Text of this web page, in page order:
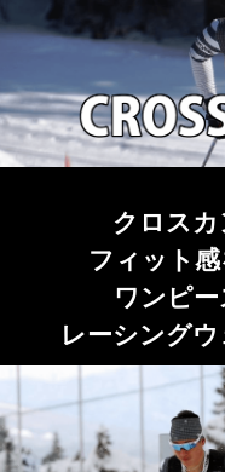
クロス
フィット感
ワンピ
レーシングウ